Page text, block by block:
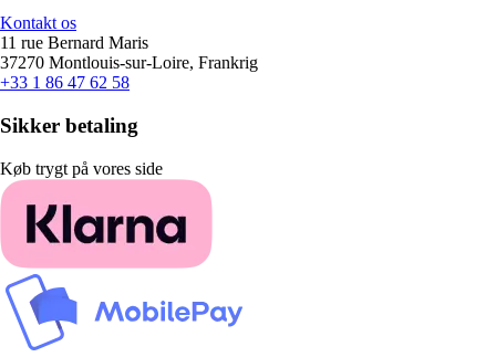
Kontakt os
11 rue Bernard Maris
37270 Montlouis-sur-Loire, Frankrig
+33 1 86 47 62 58
Sikker betaling
Køb trygt på vores side